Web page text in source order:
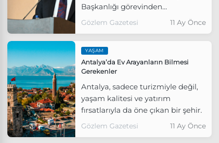
Başkanlığı görevinden
uzaklaştırılan Muhittin Böcek
er ya da geç yerini bulur" dedi.
Gözlem Gazetesi 11 Ay Önce
YAŞAM
Antalya’da Ev Arayanların Bilmesi
Gerekenler
Antalya, sadece turizmiyle değil,
yaşam kalitesi ve yatırım
fırsatlarıyla da öne çıkan bir şehir.
Gözlem Gazetesi 11 Ay Önce